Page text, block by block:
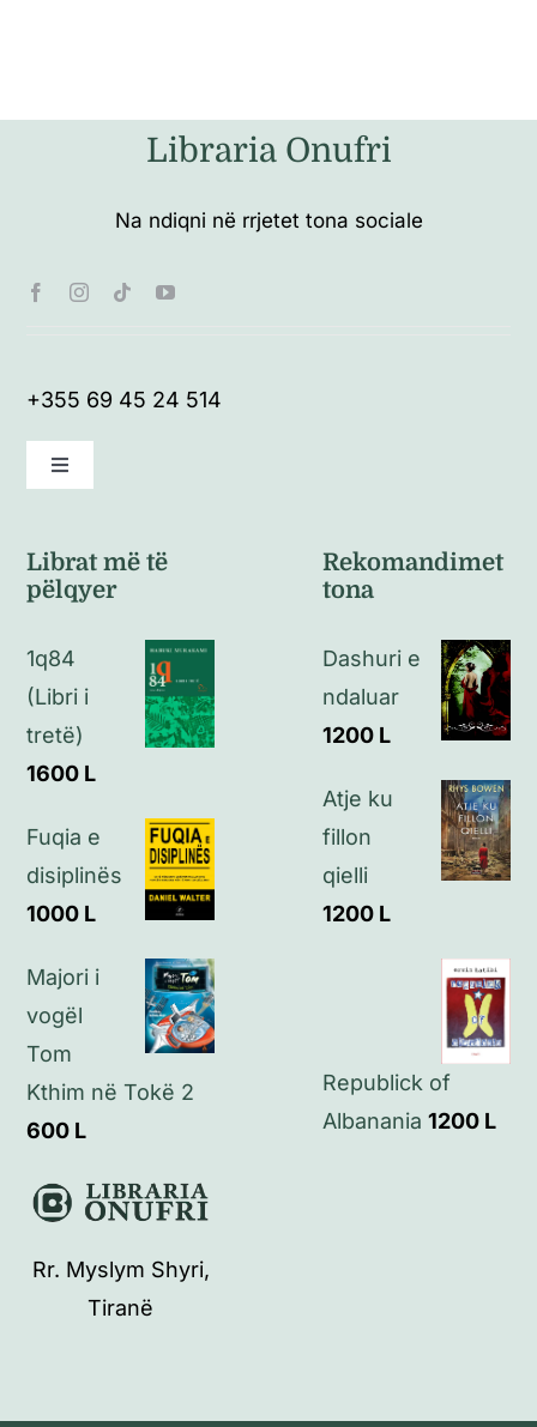
Libraria Onufri
Na ndiqni në rrjetet tona sociale
+355 69 45 24 514
Toggle
Politikat e kthimeve
Politikat e privatësisë
Librat më të
pëlqyer
1q84
(Libri i
tretë)
1600 L
Fuqia e
disiplinës
1000 L
Majori i
vogël
Tom
Kthim në Tokë 2
600 L
Rekomandimet
tona
Dashuri e
ndaluar
1200 L
Atje ku
fillon
qielli
1200 L
Republick of
Albanania 1200 L
Rr. Myslym Shyri,
Tiranë